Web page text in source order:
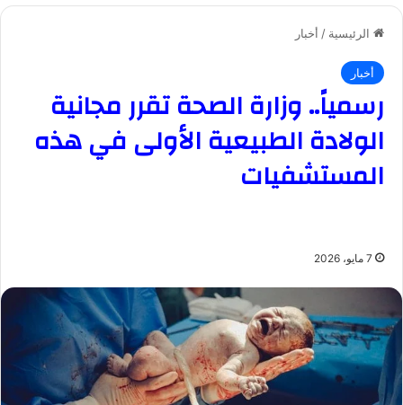
الرئيسية / أخبار
أخبار
رسمياً.. وزارة الصحة تقرر مجانية
الولادة الطبيعية الأولى في هذه
المستشفيات
7 مايو، 2026